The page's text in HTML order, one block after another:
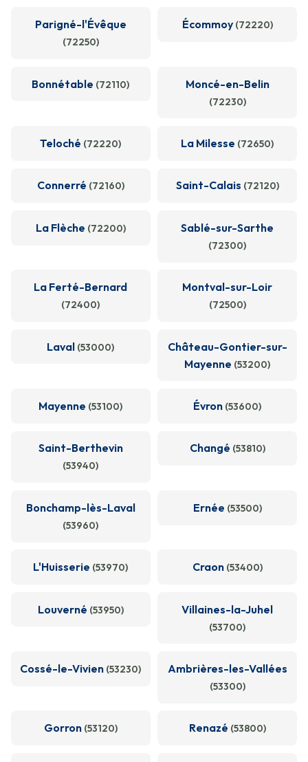
Parigné-l'Évêque
(72250)
Écommoy (72220)
Bonnétable (72110) Moncé-en-Belin
(72230)
Teloché (72220) La Milesse (72650)
Connerré (72160) Saint-Calais (72120)
La Flèche (72200) Sablé-sur-Sarthe
(72300)
La Ferté-Bernard
(72400)
Montval-sur-Loir
(72500)
Laval (53000)
Château-Gontier-sur-
Mayenne (53200)
Mayenne (53100) Évron (53600)
Saint-Berthevin
(53940)
Changé (53810)
Bonchamp-lès-Laval
(53960)
Ernée (53500)
L'Huisserie (53970) Craon (53400)
Louverné (53950) Villaines-la-Juhel
(53700)
Cossé-le-Vivien (53230) Ambrières-les-Vallées
(53300)
Gorron (53120) Renazé (53800)